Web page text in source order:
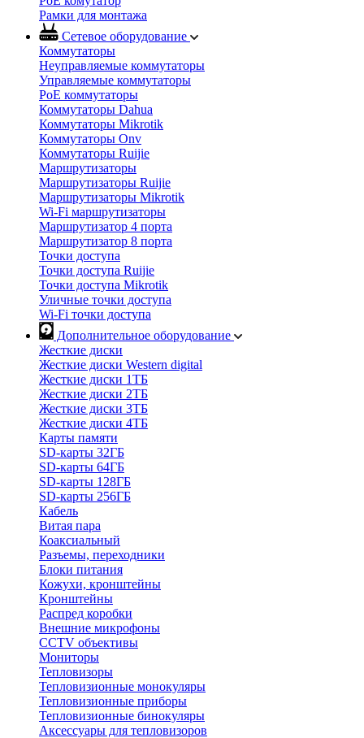
Рамки для монтажа
Сетевое оборудование
Коммутаторы
Неуправляемые коммутаторы
Управляемые коммутаторы
PoE коммутаторы
Коммутаторы Dahua
Коммутаторы Mikrotik
Коммутаторы Onv
Коммутаторы Ruijie
Маршрутизаторы
Маршрутизаторы Ruijie
Маршрутизаторы Mikrotik
Wi-Fi маршрутизаторы
Маршрутизатор 4 порта
Маршрутизатор 8 порта
Точки доступа
Точки доступа Ruijie
Точки доступа Mikrotik
Уличные точки доступа
Wi-Fi точки доступа
Дополнительное оборудование
Жесткие диски
Жесткие диски Western digital
Жесткие диски 1ТБ
Жесткие диски 2ТБ
Жесткие диски 3ТБ
Жесткие диски 4ТБ
Карты памяти
SD-карты 32ГБ
SD-карты 64ГБ
SD-карты 128ГБ
SD-карты 256ГБ
Кабель
Витая пара
Коаксиальный
Разъемы, переходники
Блоки питания
Кожухи, кронштейны
Кронштейны
Распред коробки
Внешние микрофоны
CCTV объективы
Мониторы
Тепловизоры
Тепловизионные монокуляры
Тепловизионные приборы
Тепловизионные бинокуляры
Аксессуары для тепловизоров